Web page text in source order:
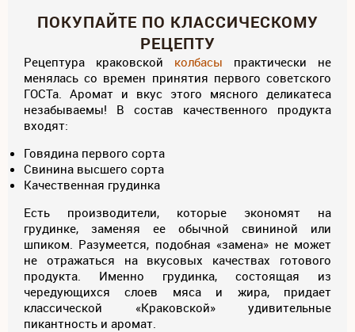
ПОКУПАЙТЕ ПО КЛАССИЧЕСКОМУ
РЕЦЕПТУ
Рецептура краковской колбасы практически не
менялась со времен принятия первого советского
ГОСТа. Аромат и вкус этого мясного деликатеса
незабываемы! В состав качественного продукта
входят:
Говядина первого сорта
Свинина высшего сорта
Качественная грудинка
Есть производители, которые экономят на
грудинке, заменяя ее обычной свининой или
шпиком. Разумеется, подобная «замена» не может
не отражаться на вкусовых качествах готового
продукта. Именно грудинка, состоящая из
чередующихся слоев мяса и жира, придает
классической «Краковской» удивительные
пикантность и аромат.